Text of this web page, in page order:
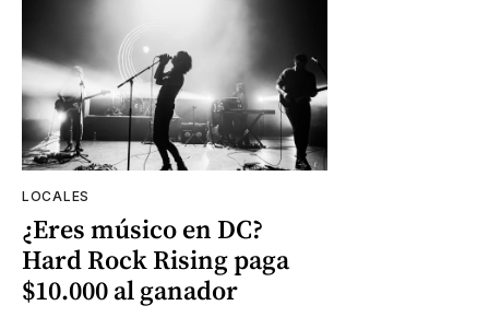
LOCALES
¿Eres músico en DC?
Hard Rock Rising paga
$10.000 al ganador